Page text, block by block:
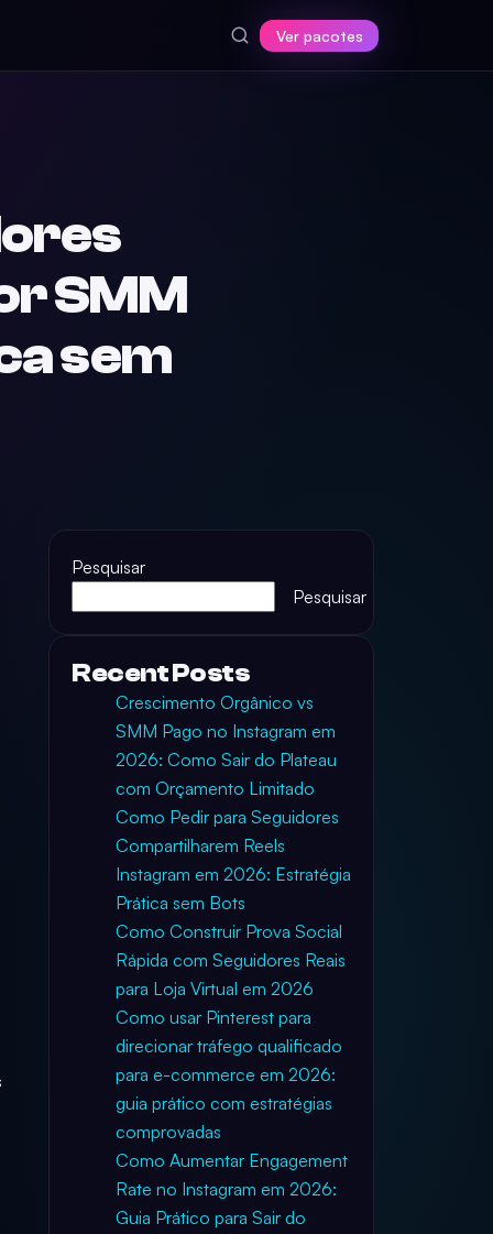
Ver pacotes
SMM
sem
Pesquisar
Pesquisar
Recent Posts
Crescimento Orgânico vs
SMM Pago no Instagram em
2026: Como Sair do Plateau
com Orçamento Limitado
Como Pedir para Seguidores
Compartilharem Reels
Instagram em 2026: Estratégia
Prática sem Bots
Como Construir Prova Social
Rápida com Seguidores Reais
para Loja Virtual em 2026
Como usar Pinterest para
direcionar tráfego qualificado
para e-commerce em 2026:
guia prático com estratégias
comprovadas
Como Aumentar Engagement
Rate no Instagram em 2026:
Guia Prático para Sair do